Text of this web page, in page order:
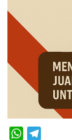
W